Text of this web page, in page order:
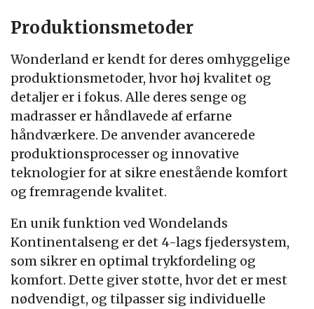
Produktionsmetoder
Wonderland er kendt for deres omhyggelige
produktionsmetoder, hvor høj kvalitet og
detaljer er i fokus. Alle deres senge og
madrasser er håndlavede af erfarne
håndværkere. De anvender avancerede
produktionsprocesser og innovative
teknologier for at sikre enestående komfort
og fremragende kvalitet.
En unik funktion ved Wondelands
Kontinentalseng er det 4-lags fjedersystem,
som sikrer en optimal trykfordeling og
komfort. Dette giver støtte, hvor det er mest
nødvendigt, og tilpasser sig individuelle